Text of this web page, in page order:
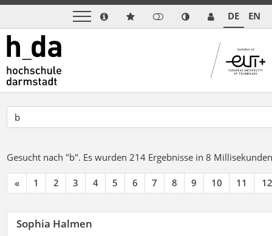
DE EN
Gesucht nach "b". Es wurden 214 Ergebnisse in 8
« 1 2 3 4 5 6 7 8 9 10 11 12
Sophia Halmen